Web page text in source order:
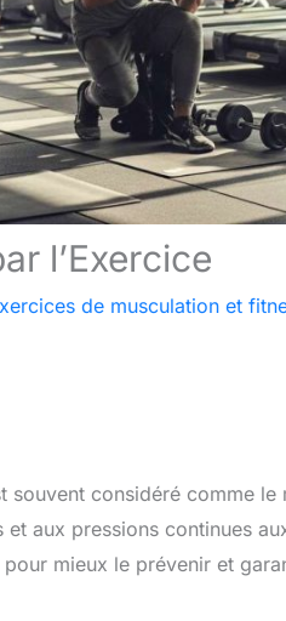
l’Exercice
de musculation et
souvent considéré comme
aux pressions continues
mieux le prévenir et